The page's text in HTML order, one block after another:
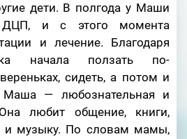
дети. В полгода у Маши
ДЦП, и с этого момента
и лечение. Благодаря
начала ползать по-
сидеть, а потом и
Маша — любознательная и
любит общение, книги,
и музыку. По словам мамы,